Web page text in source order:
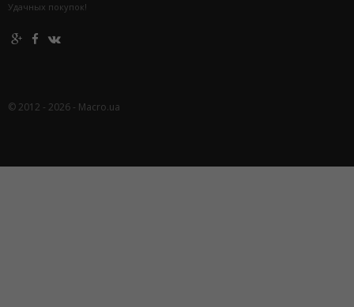
Удачных покупок!
© 2012 - 2026 - Macro.ua